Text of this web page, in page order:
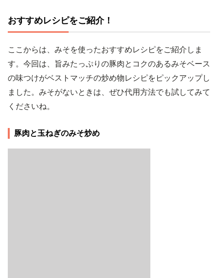
おすすめレシピをご紹介！
ここからは、みそを使ったおすすめレシピをご紹介しま
す。今回は、旨みたっぷりの豚肉とコクのあるみそベース
の味つけがベストマッチの炒め物レシピをピックアップし
ました。みそがないときは、ぜひ代用方法でも試してみて
くださいね。
豚肉と玉ねぎのみそ炒め